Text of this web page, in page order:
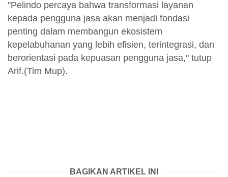
"Pelindo percaya bahwa transformasi layanan
kepada pengguna jasa akan menjadi fondasi
penting dalam membangun ekosistem
kepelabuhanan yang lebih efisien, terintegrasi, dan
berorientasi pada kepuasan pengguna jasa," tutup
Arif.(Tim Mup).
BAGIKAN ARTIKEL INI